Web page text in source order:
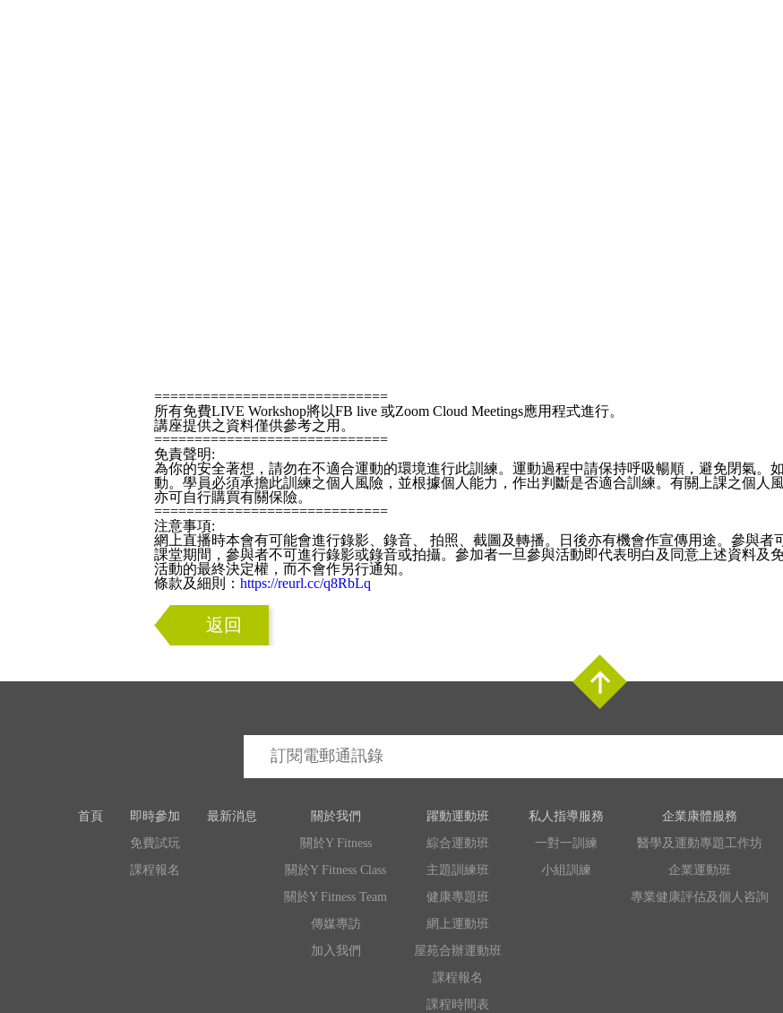
=============================
所有免費LIVE Workshop將以FB live 或Zoom Cloud Meetings應用程式進行。
講座提供之資料僅供參考之用。
=============================
免責聲明:
為你的安全著想，請勿在不適合運動的環境進行此訓練。運動過程中請保持呼吸暢順，避免閉氣。
動。學員必須承擔此訓練之個人風險，並根據個人能力，作出判斷是否適合訓練。有關上課之個人
亦可自行購買有關保險。
=============================
注意事項:
網上直播時本會有可能會進行錄影、錄音、 拍照、截圖及轉播。日後亦有機會作宣傳用途。參與者
課堂期間，參與者不可進行錄影或錄音或拍攝。參加者一旦參與活動即代表明白及同意上述資料及
活動的最終決定權，而不會作另行通知。
條款及細則： https://reurl.cc/q8RbLq
返回
首頁
即時參加
免費試玩
課程報名
最新消息
關於我們
關於Y Fitness
關於Y Fitness Class
關於Y Fitness Team
傳媒專訪
加入我們
躍動運動班
綜合運動班
主題訓練班
健康專題班
網上運動班
屋苑合辦運動班
課程報名
課程時間表
私人指導服務
一對一訓練
小組訓練
企業康體服務
醫學及運動專題工作坊
企業運動班
專業健康評估及個人咨詢